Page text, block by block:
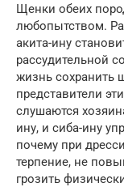
Щенки обеих
любопытством.
акита-ину
рассудительной
жизнь сохранить
представители
слушаются
ину, и сиба-ину
почему при
терпение, не
грозить